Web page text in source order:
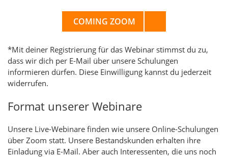
COMING ZOOM
*Mit deiner Registrierung für das Webinar stimmst du zu,
dass wir dich per E-Mail über unsere Schulungen
informieren dürfen. Diese Einwilligung kannst du jederzeit
widerrufen.
Format unserer Webinare
Unsere Live-Webinare finden wie unsere Online-Schulungen
über Zoom statt. Unsere Bestandskunden erhalten ihre
Einladung via E-Mail. Aber auch Interessenten, die uns noch